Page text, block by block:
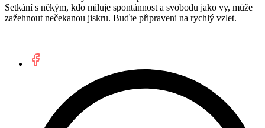
Setkání s někým, kdo miluje spontánnost a svobodu jako vy, může
zažehnout nečekanou jiskru. Buďte připraveni na rychlý vzlet.